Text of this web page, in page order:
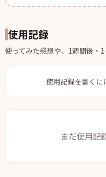
使用記録
使ってみた感想や、1週間後・
使用記録を書くに
まだ使用記